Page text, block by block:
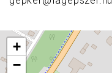
+
−